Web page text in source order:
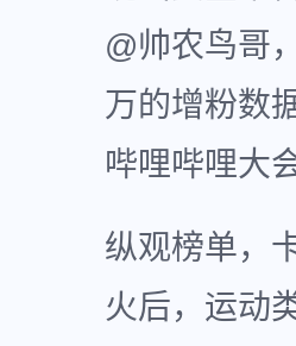
@帅农鸟哥
万的增粉数
哔哩哔哩大
纵观榜单，
火后，运动